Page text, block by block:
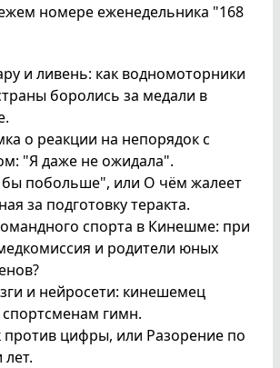
номере еженедельника "168
и ливень: как водномоторники
боролись за медали в
о реакции на непорядок с
"Я даже не ожидала".
побольше", или О чём жалеет
за подготовку теракта.
спорта в Кинешме: при
и родители юных
и нейросети: кинешемец
гимн.
цифры, или Разорение по
лет.